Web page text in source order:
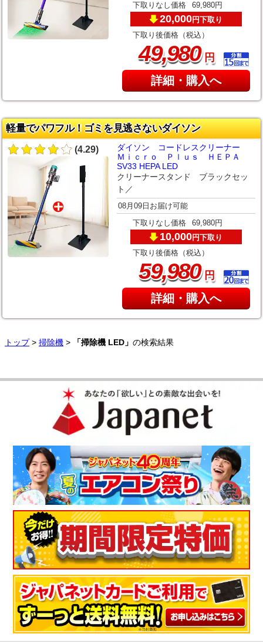
下取りなし価格 69,980円
20,000円下取り
下取り後価格（税込）
49,980円
詳細・購入へ
軽量でパワフル！ゴミを見逃さないダイソン
(4.29)
ダイソン コードレスクリーナー
Ｍｉｃｒｏ Ｐｌｕｓ ＨＥＰＡ
SV33 HEPA LED
クリーナースタンド ブラックセッ
ト／
08月09日お届け可能
下取りなし価格 69,980円
10,000円下取り
下取り後価格（税込）
59,980円
詳細・購入へ
トップ> 掃除機 > 「掃除機 LED」 の検索結果